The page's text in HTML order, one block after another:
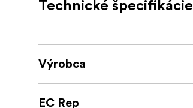
Technické špecifikácie
Výrobca
EC Rep